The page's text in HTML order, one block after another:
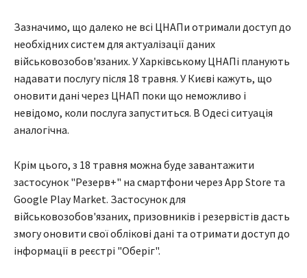
Зазначимо, що далеко не всі ЦНАПи отримали доступ до
необхідних систем для актуалізації даних
військовозобов'язаних. У Харківському ЦНАПі планують
надавати послугу після 18 травня. У Києві кажуть, що
оновити дані через ЦНАП поки що неможливо і
невідомо, коли послуга запуститься. В Одесі ситуація
аналогічна.
Крім цього, з 18 травня можна буде завантажити
застосунок "Резерв+" на смартфони через App Store та
Google Play Market. Застосунок для
військовозобов'язаних, призовників і резервістів дасть
змогу оновити свої облікові дані та отримати доступ до
інформації в реєстрі "Оберіг".